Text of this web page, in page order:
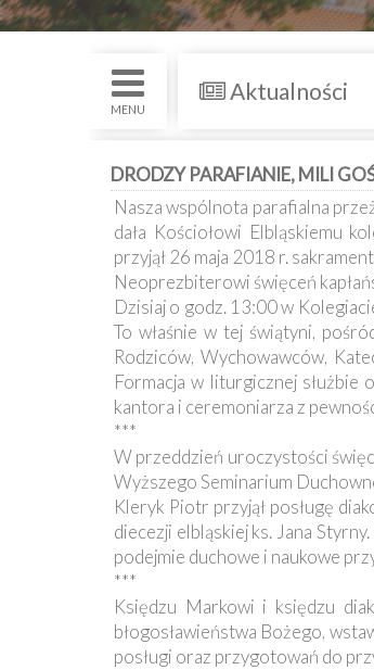
św.
i
Duszpasterze
Małoletnich
MENU
Aktualności
DRODZY PARAFIANIE, MILI
Nasza wspólnota parafialna
dała Kościołowi Elbląskiemu
przyjął 26 maja 2018 r.
Neoprezbiterowi święceń
Dzisiaj o godz. 13:00 w
To właśnie w tej świątyni,
Rodziców, Wychowawców,
Formacja w liturgicznej służbie
kantora i ceremoniarza z
***
W przeddzień uroczystości
Wyższego Seminarium
Kleryk Piotr przyjął posługę
diecezji elbląskiej ks. Jana
podejmie duchowe i naukowe
***
Księdzu Markowi i księdzu
błogosławieństwa Bożego,
posługi oraz przygotowań do